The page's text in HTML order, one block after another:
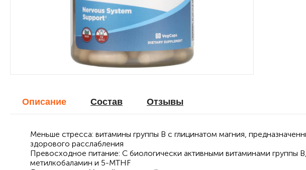
Описание Cостав Отзывы
Меньше стресса: витамины группы В с глицинатом магния,
здорового расслабления
Превосходное питание: С биологически активными витаминами группы
метилкобаламин и 5-MTHF